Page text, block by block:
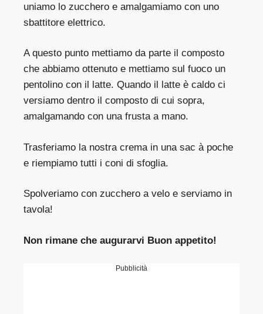
uniamo lo zucchero e amalgamiamo con uno
sbattitore elettrico.
A questo punto mettiamo da parte il composto
che abbiamo ottenuto e mettiamo sul fuoco un
pentolino con il latte. Quando il latte è caldo ci
versiamo dentro il composto di cui sopra,
amalgamando con una frusta a mano.
Trasferiamo la nostra crema in una sac à poche
e riempiamo tutti i coni di sfoglia.
Spolveriamo con zucchero a velo e serviamo in
tavola!
Non rimane che augurarvi Buon appetito!
Pubblicità